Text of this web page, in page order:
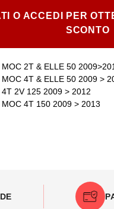
O ACCEDI PER
SCONTO
2T & ELLE 50
4T & ELLE 50 2009 >
2V 125 2009 > 2012
4T 150 2009 > 2013